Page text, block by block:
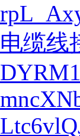
电缆线